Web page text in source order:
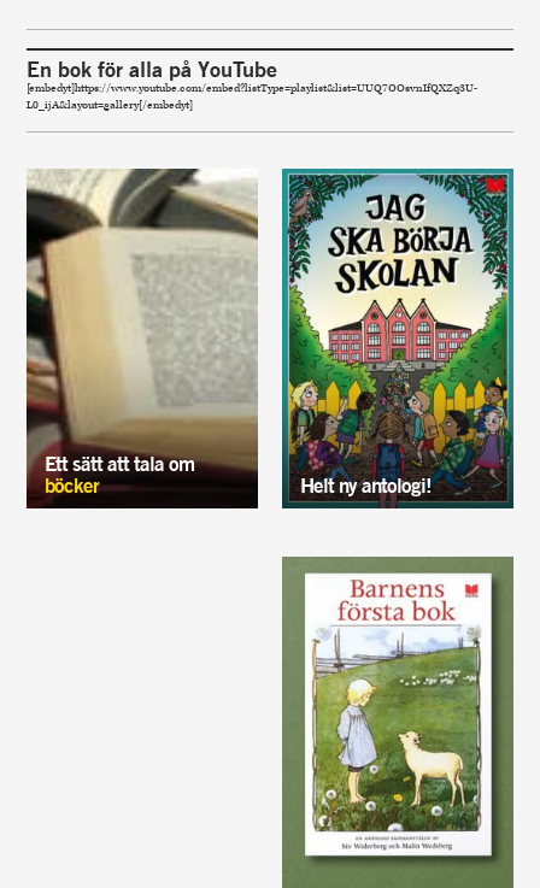
En bok för alla på YouTube
[embedyt]https://www.youtube.com/embed?listType=playlist&list=UUQ7OOsvnIfQXZq3U-
L0_ijA&layout=gallery[/embedyt]
Ett sätt att tala om
böcker
Helt ny antologi!